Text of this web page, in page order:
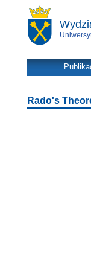
Rado's